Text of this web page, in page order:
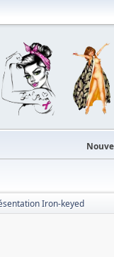
Iron-keyed